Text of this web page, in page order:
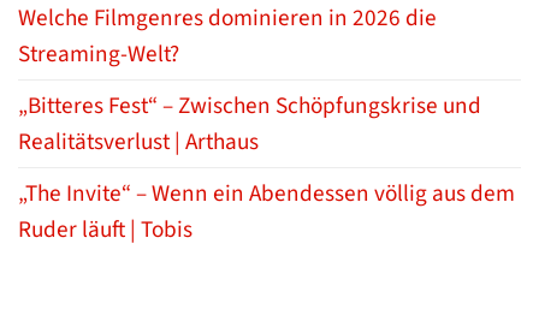
Welche Filmgenres dominieren in 2026 die
Streaming-Welt?
„Bitteres Fest“ – Zwischen Schöpfungskrise und
Realitätsverlust | Arthaus
„The Invite“ – Wenn ein Abendessen völlig aus dem
Ruder läuft | Tobis